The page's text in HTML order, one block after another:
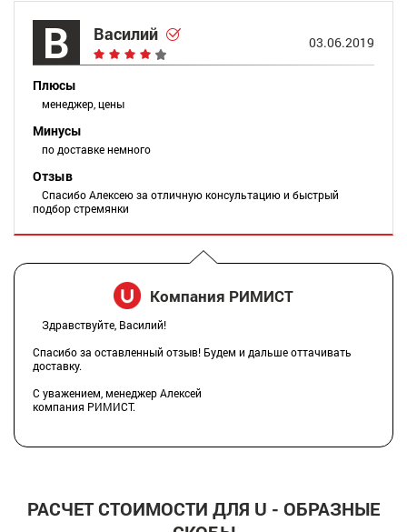
В Василий 03.06.2019
Плюсы
менеджер, цены
Минусы
по доставке немного
Отзыв
Спасибо Алексею за отличную консультацию и быстрый
подбор стремянки
Компания РИМИСТ
Здравствуйте, Василий!
Спасибо за оставленный отзыв! Будем и дальше оттачивать
доставку.
С уважением, менеджер Алексей
компания РИМИСТ.
РАСЧЕТ СТОИМОСТИ ДЛЯ U - ОБРАЗНЫЕ